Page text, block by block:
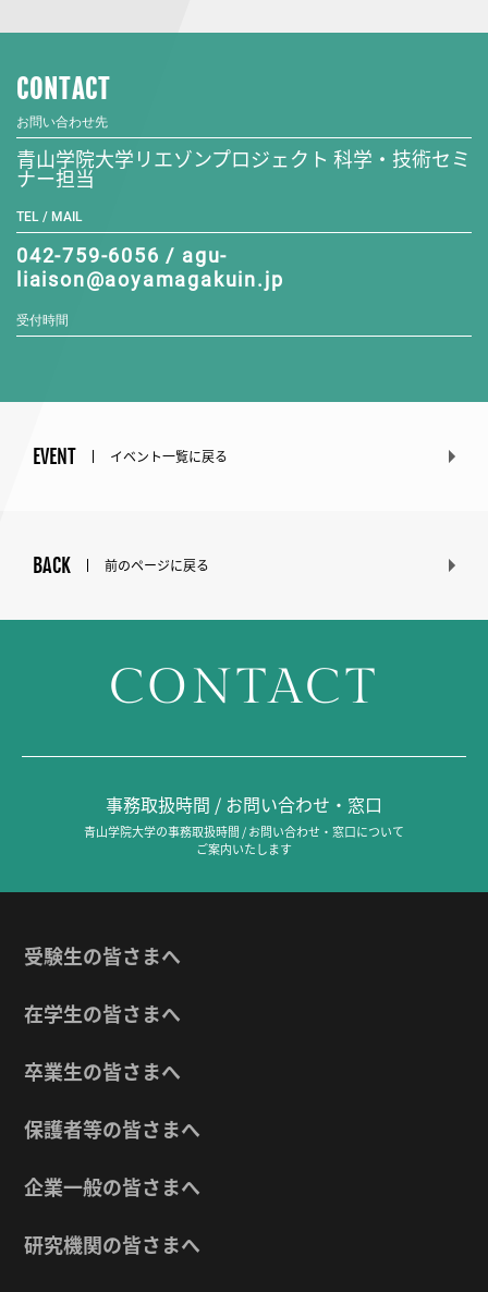
CONTACT
お問い合わせ先
青山学院大学リエゾンプロジェクト 科学・技術セミ
ナー担当
TEL / MAIL
042-759-6056 / agu-
liaison@aoyamagakuin.jp
受付時間
EVENT イベント一覧に戻る
BACK 前のページに戻る
CONTACT
事務取扱時間 / お問い合わせ・窓口
青山学院大学の事務取扱時間 / お問い合わせ・窓口について
ご案内いたします
受験生の皆さまへ
在学生の皆さまへ
卒業生の皆さまへ
保護者等の皆さまへ
企業一般の皆さまへ
研究機関の皆さまへ